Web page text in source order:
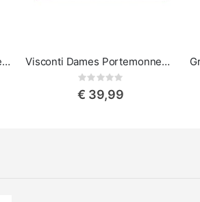
A. Eriksson Åva Portemonnee Klein Visconti Dames Portemonnee Rio Paloma
Rating:
€ 39,99